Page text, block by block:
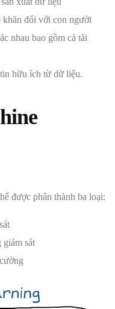
khăn đối với con người
nhau bao gồm cả tài
hữu ích từ dữ liệu.
được phân thành ba loại:
giám sát